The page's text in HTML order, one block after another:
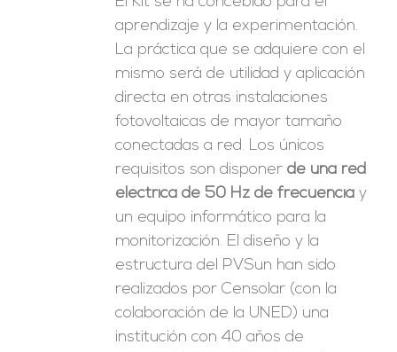
aprendizaje y la experimentación.
La práctica que se adquiere con el
mismo será de utilidad y aplicación
directa en otras instalaciones
fotovoltaicas de mayor tamaño
conectadas a red. Los únicos
requisitos son disponerde una red
eléctrica de 50 Hz de frecuencia y
un equipo informático para la
monitorización. El diseño y la
estructura del PVSun han sido
realizados por Censolar (con la
colaboración de la UNED) una
institución con 40 años de